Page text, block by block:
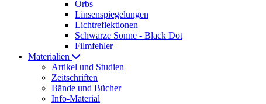
Orbs
Linsenspiegelungen
Lichtreflektionen
Schwarze Sonne - Black Dot
Filmfehler
Materialien
Artikel und Studien
Zeitschriften
Bände und Bücher
Info-Material